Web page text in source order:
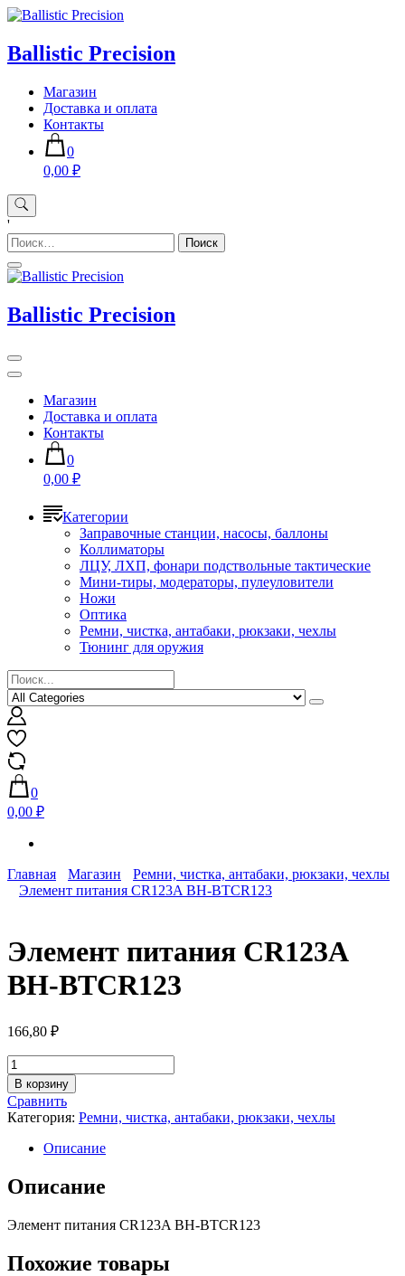
Skip
content
Ballistic Precision
Магазин
Доставка и оплата
Контакты
0
0,00 ₽
'
Найти:
Ballistic Precision
Магазин
Доставка и оплата
Контакты
0
0,00 ₽
Категории
Заправочные станции, насосы, баллоны
Коллиматоры
ЛЦУ, ЛХП, фонари подствольные тактические
Мини-тиры, модераторы, пулеуловители
Ножи
Оптика
Ремни, чистка, антабаки, рюкзаки, чехлы
Тюнинг для оружия
0
0,00 ₽
Главная Магазин
Ремни, чистка, антабаки, рюкзаки, чехлы
Элемент питания CR123A BH-BTCR123
Элемент питания CR123A
BH-BTCR123
166,80 ₽
Количество
товара
Элемент
питания
CR123A
BH-
BTCR123
В корзину
Сравнить
Категория: Ремни, чистка, антабаки, рюкзаки, чехлы
Описание
Описание
Элемент питания CR123A BH-BTCR123
Похожие товары